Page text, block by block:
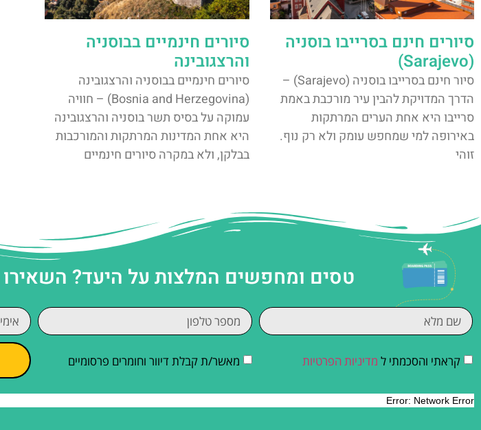
סיורים חינם בסרייבו בוסניה
(Sarajevo)
סיור חינם בסרייבו בוסניה (Sarajevo) –
הדרך המדויקת להבין עיר מורכבת באמת
סרייבו היא אחת הערים המרתקות
באירופה למי שמחפש עומק ולא רק נוף.
זוהי
סיורים חינמיים בבוסניה
והרצגובינה
סיורים חינמיים בבוסניה והרצגובינה
(Bosnia and Herzegovina) – חוויה
עמוקה על בסיס תשר בוסניה והרצגובינה
היא אחת המדינות המרתקות והמורכבות
בבלקן, ולא במקרה סיורים חינמיים
טסים ומחפשים המלצות על היעד?
קראתי והסכמתי ל מדיניות הפרטיות מאשר/ת קבלת דיוור וחומרים פרסומיים